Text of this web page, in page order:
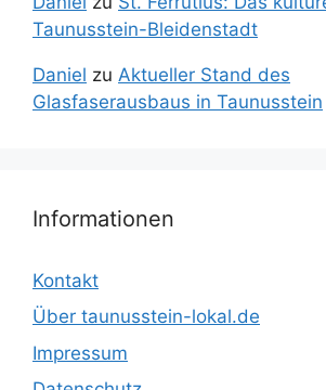
Taunusstein-Bleidenstadt
Daniel zu Aktueller Stand des
Glasfaserausbaus in Taunusstein
Informationen
Kontakt
Über taunusstein-lokal.de
Impressum